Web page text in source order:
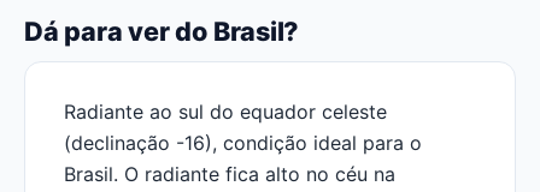
Dá para ver do Brasil?
Radiante ao sul do equador celeste
(declinação -16), condição ideal para o
Brasil. O radiante fica alto no céu na